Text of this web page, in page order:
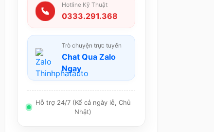
Hotline Kỹ Thuật
0333.291.368
Trò chuyện trực tuyến
Chat Qua Zalo
Ngay
Hỗ trợ 24/7 (Kể cả ngày lễ, Chủ
Nhật)